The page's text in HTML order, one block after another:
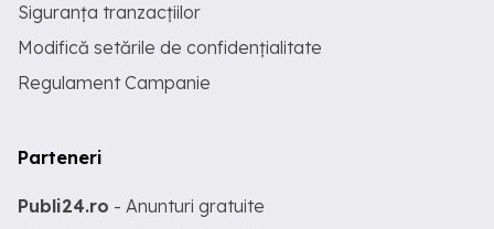
Siguranța tranzacțiilor
Modifică setările de confidențialitate
Regulament Campanie
Parteneri
Publi24.ro - Anunturi gratuite